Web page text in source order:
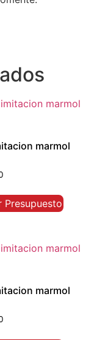
marmol
Presupuesto
marmol